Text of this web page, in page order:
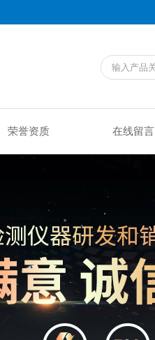
荣誉资质 在线留言